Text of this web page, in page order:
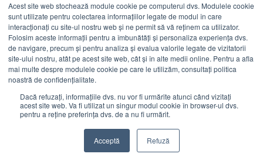
Acest site web stochează module cookie pe computerul dvs. Modulele cookie
sunt utilizate pentru colectarea informațiilor legate de modul în care
interacționați cu site-ul nostru web și ne permit să vă reținem ca utilizator.
Folosim aceste informații pentru a îmbunătăți și personaliza experiența dvs.
de navigare, precum și pentru analiza și evalua valorile legate de vizitatorii
site-ului nostru, atât pe acest site web, cât și în alte medii online. Pentru a afla
mai multe despre modulele cookie pe care le utilizăm, consultați politica
noastră de confidențialitate.
Dacă refuzați, informațiile dvs. nu vor fi urmărite atunci când vizitați
acest site web. Va fi utilizat un singur modul cookie în browser-ul dvs.
pentru a reține preferința dvs. de a nu fi urmărit.
Acceptă Refuză
Stripe